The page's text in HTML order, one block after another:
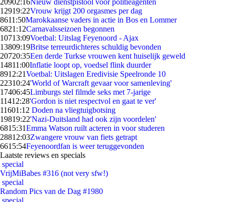
20902:16Nieuw dienstpistool voor politieagenten
12919:22Vrouw krijgt 200 orgasmes per dag
8611:50Marokkaanse vaders in actie in Bos en Lommer
6821:12Carnavalsseizoen begonnen
10713:09Voetbal: Uitslag Feyenoord - Ajax
13809:19Britse terreurdichteres schuldig bevonden
20720:35Een derde Turkse vrouwen kent huiselijk geweld
14811:00Inflatie loopt op, voedsel flink duurder
8912:21Voetbal: Uitslagen Eredivisie Speelronde 10
22310:24'World of Warcraft gevaar voor samenleving'
17406:45Limburgs stel filmde seks met 7-jarige
11412:28'Gordon is niet respectvol en gaat te ver'
11601:12 Doden na vliegtuigbotsing
19819:22'Nazi-Duitsland had ook zijn voordelen'
6815:31Emma Watson ruilt acteren in voor studeren
28812:03Zwangere vrouw van fiets getrapt
6615:54Feyenoordfan is weer teruggevonden
Laatste reviews en specials
special
VrijMiBabes #316 (not very sfw!)
special
Random Pics van de Dag #1980
special